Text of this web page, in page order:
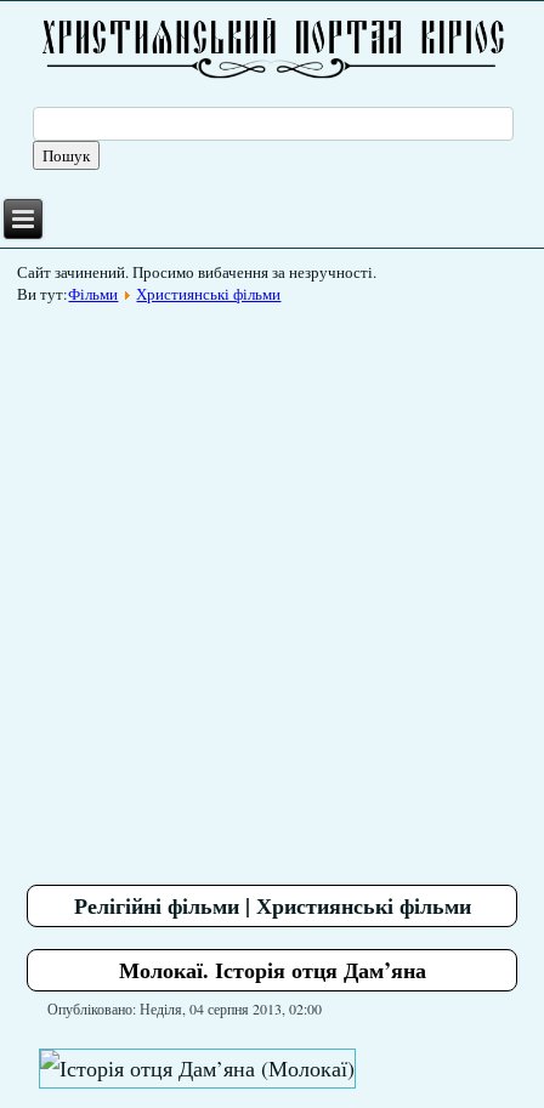
Сайт зачинений. Просимо вибачення за незручності.
Ви тут:Фільми Християнські фільми
Релігійні фільми | Християнські фільми
Молокаї. Історія отця Дам’яна
Опубліковано: Неділя, 04 серпня 2013, 02:00